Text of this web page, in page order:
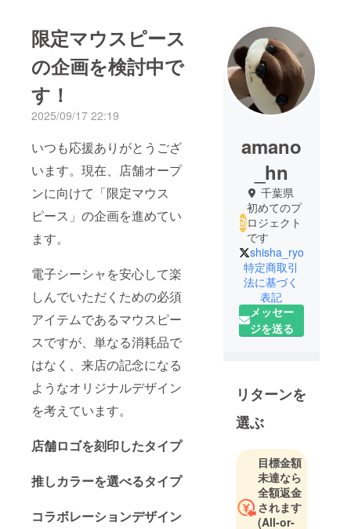
限定マウスピース
の企画を検討中で
す！
2025/09/17 22:19
いつも応援ありがとうござ
います。現在、店舗オープ
ンに向けて「限定マウス
ピース」の企画を進めてい
ます。
電子シーシャを安心して楽
しんでいただくための必須
アイテムであるマウスピー
スですが、単なる消耗品で
はなく、来店の記念になる
ようなオリジナルデザイン
を考えています。
店舗ロゴを刻印したタイプ
推しカラーを選べるタイプ
コラボレーションデザイン
amano
_hn
千葉県
初めてのプ
ロジェクト
です
shisha_ryo
特定商取引
法に基づく
表記
メッセー
ジを送る
リターンを
選ぶ
目標金額
未達なら
全額返金
されます
(All-or-